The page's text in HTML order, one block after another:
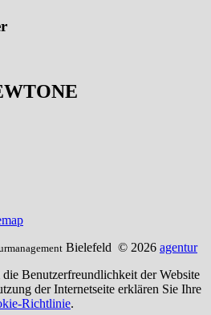
Bielefeld © 2026 agentur
Benutzerfreundlichkeit der Website
der Internetseite erklären Sie Ihre
Richtlinie.